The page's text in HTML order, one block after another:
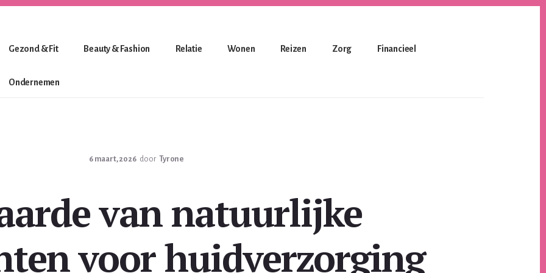
Gezond & Fit Beauty & Fashion Relatie Wonen Reizen Zorg Financieel
Ondernemen
6 maart, 2026 door Tyrone
van natuurlijke
voor huidverzorging